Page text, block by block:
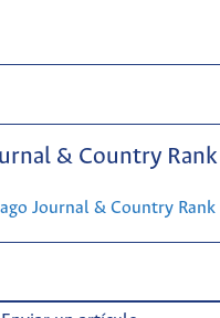
& Country Rank